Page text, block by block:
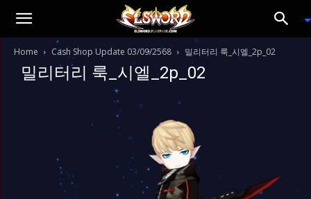
Home Cash Shop Update 03/09/2568 밀리터리 룩_시엘_2p_02
밀리터리 룩_시엘_2p_02